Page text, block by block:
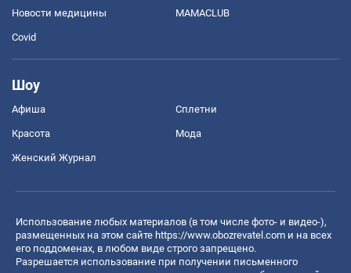
Новости медицины MAMACLUB
Covid
Шоу
Афиша Сплетни
Красота Мода
Женский Журнал
Использование любых материалов (в том числе фото- и видео-),
размещенных на этом сайте https://www.obozrevatel.com и на всех
его поддоменах, в любом виде строго запрещено.
Разрешается использование при получении письменного